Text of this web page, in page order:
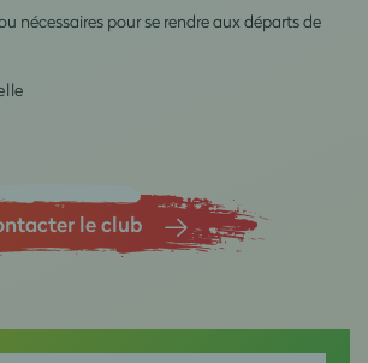
nécessaires pour se rendre aux départs de
le club